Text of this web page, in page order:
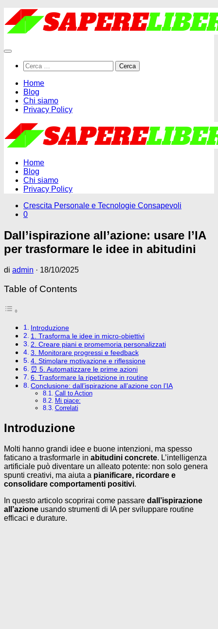
Salta
al
contenuto
Ricerca
per:
Home
Blog
Chi siamo
Privacy Policy
Home
Blog
Chi siamo
Privacy Policy
Crescita Personale e Tecnologie Consapevoli
0
Dall’ispirazione all’azione: usare l’IA
per trasformare le idee in abitudini
di admin · 18/10/2025
Table of Contents
Introduzione
1. Trasforma le idee in micro-obiettivi
2. Creare piani e promemoria personalizzati
3. Monitorare progressi e feedback
4. Stimolare motivazione e riflessione
⏰ 5. Automatizzare le prime azioni
6. Trasformare la ripetizione in routine
Conclusione: dall’ispirazione all’azione con l’IA
Call to Action
Mi piace:
Correlati
Introduzione
Molti hanno grandi idee e buone intenzioni, ma spesso
faticano a trasformarle in abitudini concrete. L’intelligenza
artificiale può diventare un alleato potente: non solo genera
spunti creativi, ma aiuta a pianificare, ricordare e
consolidare comportamenti positivi.
In questo articolo scoprirai come passare dall’ispirazione
all’azione usando strumenti di IA per sviluppare routine
efficaci e durature.